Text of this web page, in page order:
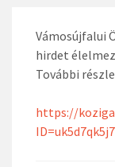
Vámosújfalui
hirdet
További
https://
ID=uk5d7qk5j7